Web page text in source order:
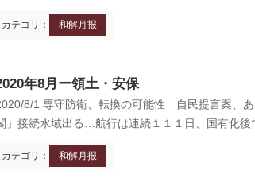
京 前門
カテゴリ： 和解月报
年8月ー領土・安保
8/1 専守防衛、転換の可能性 自民提言案、
」接続水域出る…航行は連続１１１日、国有化
カテゴリ： 和解月报